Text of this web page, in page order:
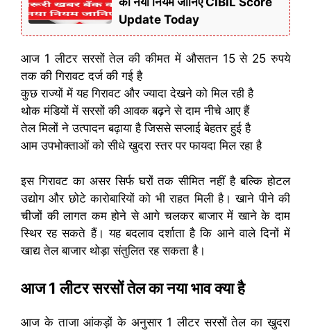
Update Today
आज 1 लीटर सरसों तेल की कीमत में औसतन 15 से 25 रुपये
तक की गिरावट दर्ज की गई है
कुछ राज्यों में यह गिरावट और ज्यादा देखने को मिल रही है
थोक मंडियों में सरसों की आवक बढ़ने से दाम नीचे आए हैं
तेल मिलों ने उत्पादन बढ़ाया है जिससे सप्लाई बेहतर हुई है
आम उपभोक्ताओं को सीधे खुदरा स्तर पर फायदा मिल रहा है
इस गिरावट का असर सिर्फ घरों तक सीमित नहीं है बल्कि होटल
उद्योग और छोटे कारोबारियों को भी राहत मिली है। खाने पीने की
चीजों की लागत कम होने से आगे चलकर बाजार में खाने के दाम
स्थिर रह सकते हैं। यह बदलाव दर्शाता है कि आने वाले दिनों में
खाद्य तेल बाजार थोड़ा संतुलित रह सकता है।
आज 1 लीटर सरसों तेल का नया भाव क्या है
आज के ताजा आंकड़ों के अनुसार 1 लीटर सरसों तेल का खुदरा